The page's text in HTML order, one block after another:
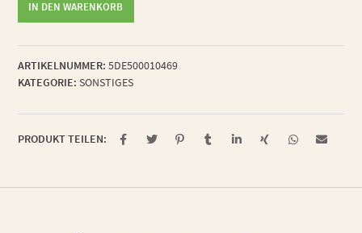
IN DEN WARENKORB
ARTIKELNUMMER: 5DE500010469
KATEGORIE: SONSTIGES
PRODUKT TEILEN: